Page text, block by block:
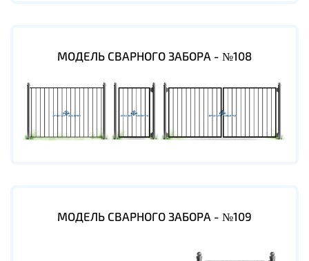
МОДЕЛЬ СВАРНОГО ЗАБОРА - №108
МОДЕЛЬ СВАРНОГО ЗАБОРА - №109